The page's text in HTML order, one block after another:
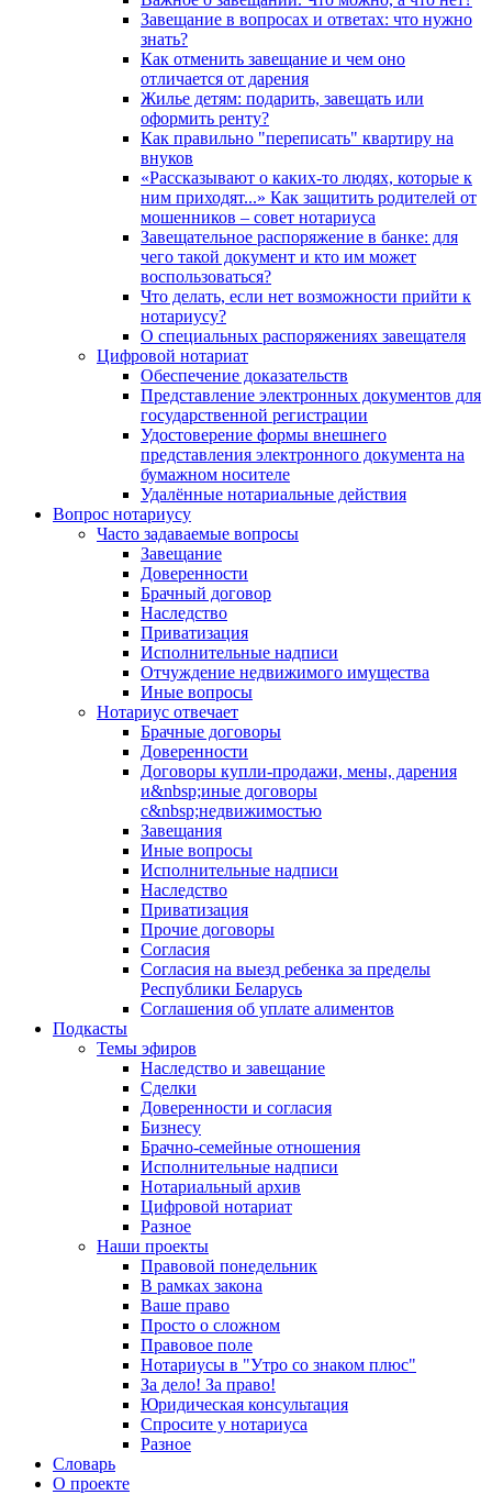
Завещание в вопросах и ответах: что нужно
знать?
Как отменить завещание и чем оно
отличается от дарения
Жилье детям: подарить, завещать или
оформить ренту?
Как правильно "переписать" квартиру на
внуков
«Рассказывают о каких-то людях, которые к
ним приходят...» Как защитить родителей от
мошенников – совет нотариуса
Завещательное распоряжение в банке: для
чего такой документ и кто им может
воспользоваться?
Что делать, если нет возможности прийти к
нотариусу?
О специальных распоряжениях завещателя
Цифровой нотариат
Обеспечение доказательств
Представление электронных документов для
государственной регистрации
Удостоверение формы внешнего
представления электронного документа на
бумажном носителе
Удалённые нотариальные действия
Вопрос нотариусу
Часто задаваемые вопросы
Завещание
Доверенности
Брачный договор
Наследство
Приватизация
Исполнительные надписи
Отчуждение недвижимого имущества
Иные вопросы
Нотариус отвечает
Брачные договоры
Доверенности
Договоры купли-продажи, мены, дарения
и&nbsp;иные договоры
с&nbsp;недвижимостью
Завещания
Иные вопросы
Исполнительные надписи
Наследство
Приватизация
Прочие договоры
Согласия
Согласия на выезд ребенка за пределы
Республики Беларусь
Соглашения об уплате алиментов
Подкасты
Темы эфиров
Наследство и завещание
Сделки
Доверенности и согласия
Бизнесу
Брачно-семейные отношения
Исполнительные надписи
Нотариальный архив
Цифровой нотариат
Разное
Наши проекты
Правовой понедельник
В рамках закона
Ваше право
Просто о сложном
Правовое поле
Нотариусы в "Утро со знаком плюс"
За дело! За право!
Юридическая консультация
Спросите у нотариуса
Разное
Словарь
О проекте